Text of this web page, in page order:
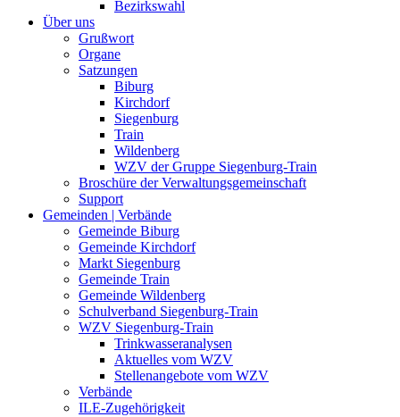
Bezirkswahl
Über uns
Grußwort
Organe
Satzungen
Biburg
Kirchdorf
Siegenburg
Train
Wildenberg
WZV der Gruppe Siegenburg-Train
Broschüre der Verwaltungsgemeinschaft
Support
Gemeinden | Verbände
Gemeinde Biburg
Gemeinde Kirchdorf
Markt Siegenburg
Gemeinde Train
Gemeinde Wildenberg
Schulverband Siegenburg-Train
WZV Siegenburg-Train
Trinkwasseranalysen
Aktuelles vom WZV
Stellenangebote vom WZV
Verbände
ILE-Zugehörigkeit